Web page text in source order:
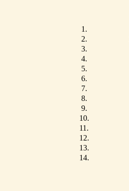
1.
2.
3.
4.
5.
6.
7.
8.
9.
10.
11.
12.
13.
14.